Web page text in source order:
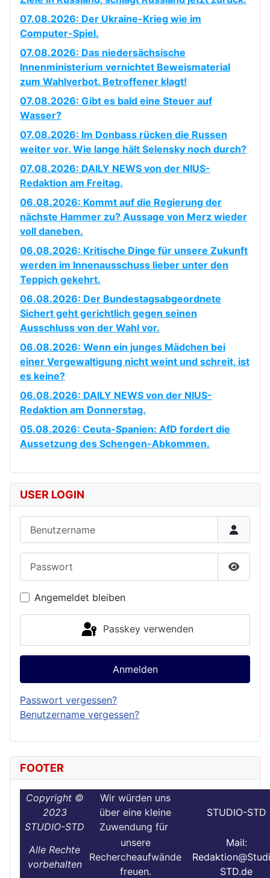
07.08.2026: Der Ukraine-Krieg wie im
Computer-Spiel.
07.08.2026: Das niedersächsische
Innenministerium vernichtet Beweismaterial
zum Wahlverbot. Betroffener klagt!
07.08.2026: Gibt es bald eine Steuer auf
Wasser?
07.08.2026: Im Donbass rücken die Russen
weiter vor. Wie lange hält Selensky noch durch?
07.08.2026: DAILY NEWS von der NIUS-
Redaktion am Freitag.
06.08.2026: Kommt auf die Regierung der
nächste Hammer zu? Aussage von Merz wieder
voll daneben.
06.08.2026: Kritische Dinge für unsere Zukunft
werden im Innenausschuss lieber unter den
Teppich gekehrt.
06.08.2026: Der Bundestagsabgeordnete
Sichert geht gerichtlich gegen seinen
Ausschluss von der Wahl vor.
06.08.2026: Wenn ein junges Mädchen bei
einer Vergewaltigung nicht weint und schreit, ist
es keine?
06.08.2026: DAILY NEWS von der NIUS-
Redaktion am Donnerstag.
05.08.2026: Ceuta-Spanien: AfD fordert die
Aussetzung des Schengen-Abkommen.
USER LOGIN
Angemeldet bleiben
Passkey verwenden
Anmelden
Passwort vergessen?
Benutzername vergessen?
FOOTER
Copyright ©
2023
STUDIO-STD
Wir würden uns
über eine kleine
Zuwendung für
STUDIO-STD
Alle Rechte
vorbehalten
unsere
Rechercheaufwände
freuen.
Mail:
STD.de